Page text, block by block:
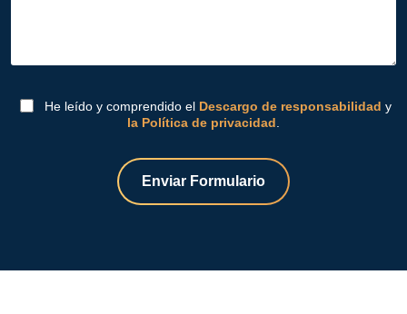
He leído y comprendido el Descargo de responsabilidad y
la Política de privacidad
Enviar Formulario